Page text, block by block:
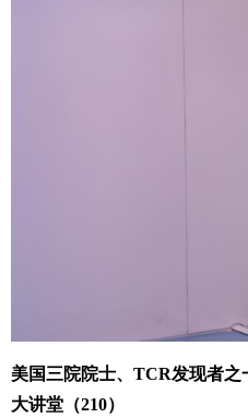
一；相反，艺术感知与审美参与
机制的塑造。围绕这一问题，他
要避免陷入无法沟通的地方主义
美国三院院士、TCR发现者
大讲堂（210）